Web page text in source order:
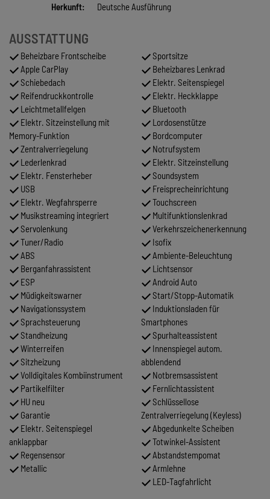
Herkunft:
Deutsche Ausführung
AUSSTATTUNG
Beheizbare Frontscheibe
Apple CarPlay
Schiebedach
Reifendruckkontrolle
Leichtmetallfelgen
Elektr. Sitzeinstellung mit
Memory-Funktion
Zentralverriegelung
Lederlenkrad
Elektr. Fensterheber
USB
Elektr. Wegfahrsperre
Musikstreaming integriert
Servolenkung
Tuner/Radio
ABS
Berganfahrassistent
ESP
Müdigkeitswarner
Navigationssystem
Sprachsteuerung
Standheizung
Winterreifen
Sitzheizung
Volldigitales Kombiinstrument
Partikelfilter
HU neu
Garantie
Elektr. Seitenspiegel
anklappbar
Regensensor
Metallic
Sportsitze
Beheizbares Lenkrad
Elektr. Seitenspiegel
Elektr. Heckklappe
Bluetooth
Lordosenstütze
Bordcomputer
Notrufsystem
Elektr. Sitzeinstellung
Soundsystem
Freisprecheinrichtung
Touchscreen
Multifunktionslenkrad
Verkehrszeichenerkennung
Isofix
Ambiente-Beleuchtung
Lichtsensor
Android Auto
Start/Stopp-Automatik
Induktionsladen für
Smartphones
Spurhalteassistent
Innenspiegel autom.
abblendend
Notbremsassistent
Fernlichtassistent
Schlüssellose
Zentralverriegelung (Keyless)
Abgedunkelte Scheiben
Totwinkel-Assistent
Abstandstempomat
Armlehne
LED-Tagfahrlicht